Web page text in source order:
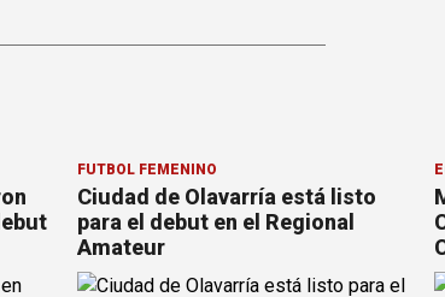
FÚTBOL FEMENINO
Ciudad de Olavarría está listo
para el debut en el Regional
Amateur